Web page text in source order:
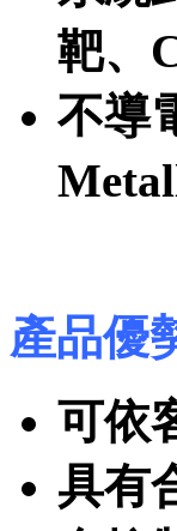
靶、
不導
產品優
可依
具有